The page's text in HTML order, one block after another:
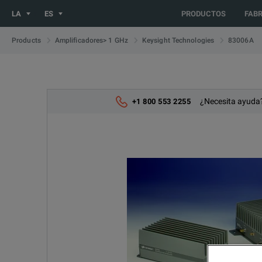
You are browsing the LATIN_ES site. Would you like to be
LA ES PRODUCTOS
Products Amplificadores> 1 GHz Keysight Technologies 83006A
+1 800 553 2255 ¿Necesita